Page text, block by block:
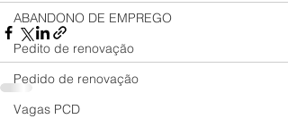
ABANDONO DE EMPREGO
Pedito de renovação
Pedido de renovação
Vagas PCD